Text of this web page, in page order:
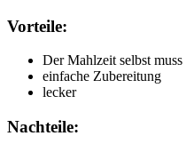
Vorteile:
Der Mahlzeit selbst
einfache Zubereitung
lecker
Nachteile: